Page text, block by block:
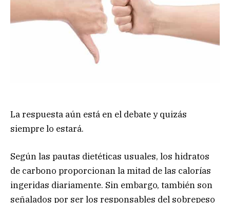
La respuesta aún está en el debate y quizás
siempre lo estará.
Según las pautas dietéticas usuales, los hidratos
de carbono proporcionan la mitad de las calorías
ingeridas diariamente. Sin embargo, también son
señalados por ser los responsables del sobrepeso